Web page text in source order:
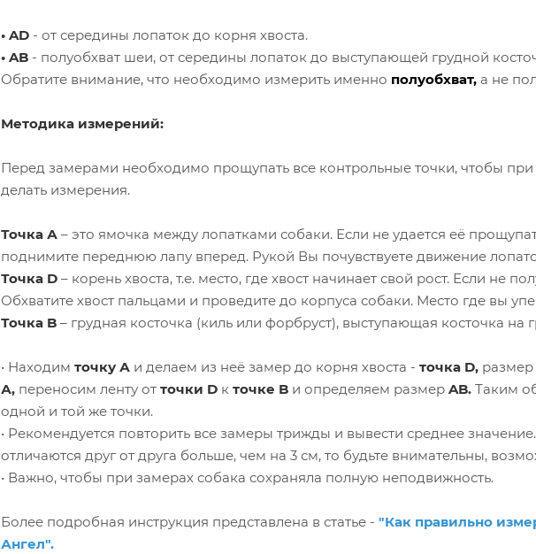
• AD - от середины лопаток до корня хвоста.
• AB - полуобхват шеи, от середины лопаток до выступающей грудной
Обратите внимание, что необходимо измерить именно полуобхват, а не
Методика измерений:
Перед замерами необходимо прощупать все контрольные точки, чтобы
делать измерения.
Точка А – это ямочка между лопатками собаки. Если не удается её
поднимите переднюю лапу вперед. Рукой Вы почувствуете движение
Точка D – корень хвоста, т.е. место, где хвост начинает свой рост. Если не
Обхватите хвост пальцами и проведите до корпуса собаки. Место где вы
Точка B – грудная косточка (киль или форбруст), выступающая косточка на
• Находим точку А и делаем из неё замер до корня хвоста - точка D, размер
А, переносим ленту от точки D к точке B и определяем размер AB. Таким
одной и той же точки.
• Рекомендуется повторить все замеры трижды и вывести среднее
отличаются друг от друга больше, чем на 3 см, то будьте внимательны,
• Важно, чтобы при замерах собака сохраняла полную неподвижность.
Более подробная инструкция представлена в статье - "Как правильно
Ангел".